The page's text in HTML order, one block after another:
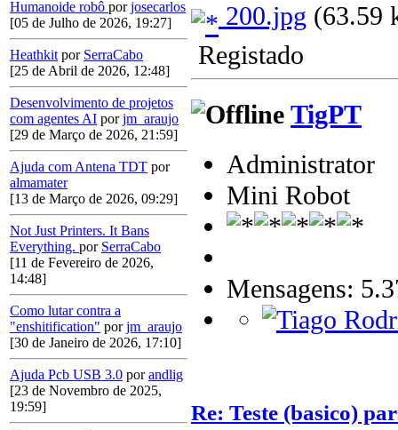
Humanoide robô porjosecarlos
[05 de Julho de 2026, 19:27]
Heathkit por SerraCabo
[25 de Abril de 2026, 12:48]
Desenvolvimento de projetos
com agentes AI porjm_araujo
[29 de Março de 2026, 21:59]
Ajuda com Antena TDT por
almamater
[13 de Março de 2026, 09:29]
Not Just Printers. It Bans
Everything. por SerraCabo
[11 de Fevereiro de 2026,
14:48]
Como lutar contra a
"enshitification" porjm_araujo
[30 de Janeiro de 2026, 17:10]
Ajuda Pcb USB 3.0 porandlig
[23 de Novembro de 2025,
19:59]
200.jpg (63.59
Registado
TigPT
Administrator
Mini Robot
Mensagens:
Re: Teste (basico)